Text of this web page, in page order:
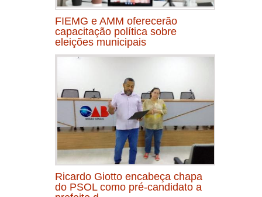
FIEMG e AMM oferecerão
capacitação política sobre
eleições municipais
Ricardo Giotto encabeça chapa
do PSOL como pré-candidato a